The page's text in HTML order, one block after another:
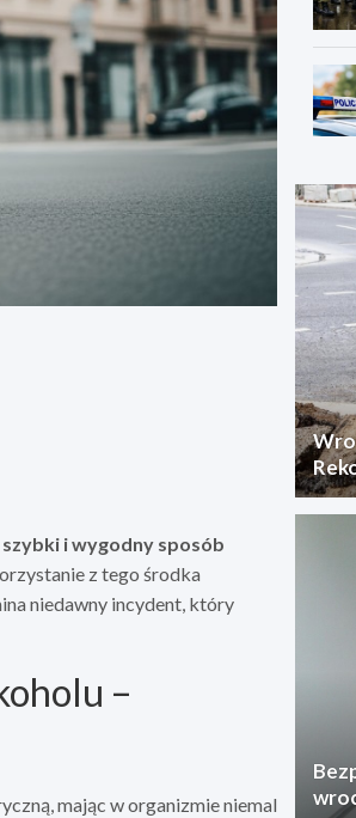
i wygodny sposób
z tego środka
niedawny incydent, który
–
mając w organizmie niemal